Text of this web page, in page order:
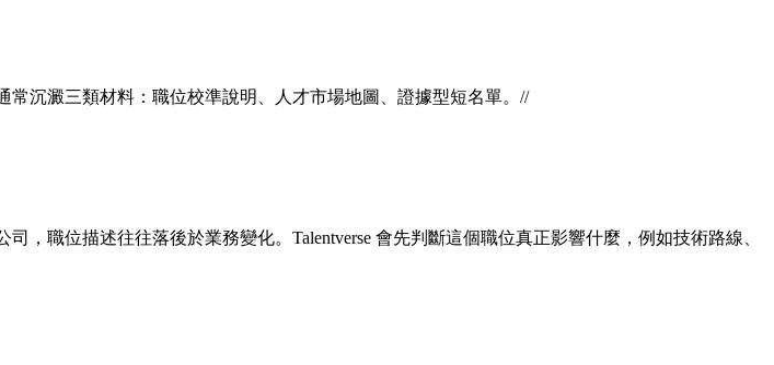
沉澱三類材料：職位校準說明、人才市場地圖、證據型短名單。 //
職位描述往往落後於業務變化。Talentverse 會先判斷這個職位真正影響什麼，例如技術路線、